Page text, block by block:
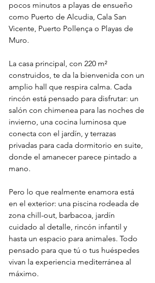
pocos minutos a playas de ensueño
como Puerto de Alcudia, Cala San
Vicente, Puerto Pollença o Playas de
Muro.
La casa principal, con 220 m²
construidos, te da la bienvenida con un
amplio hall que respira calma. Cada
rincón está pensado para disfrutar: un
salón con chimenea para las noches de
invierno, una cocina luminosa que
conecta con el jardín, y terrazas
privadas para cada dormitorio en suite,
donde el amanecer parece pintado a
mano.
Pero lo que realmente enamora está
en el exterior: una piscina rodeada de
zona chill-out, barbacoa, jardín
cuidado al detalle, rincón infantil y
hasta un espacio para animales. Todo
pensado para que tú o tus huéspedes
vivan la experiencia mediterránea al
máximo.